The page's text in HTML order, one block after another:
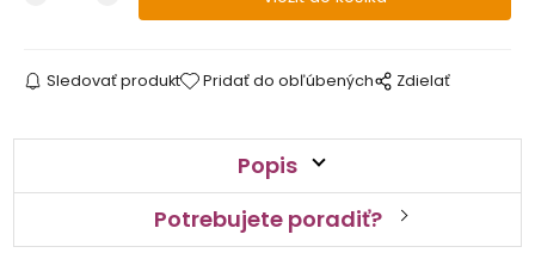
Sledovať produkt Pridať do obľúbených Zdielať
Popis
Potrebujete poradiť?